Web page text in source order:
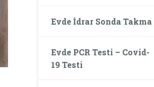
Evde İdrar Sonda Takma
Evde PCR Testi – Covid-
19 Testi